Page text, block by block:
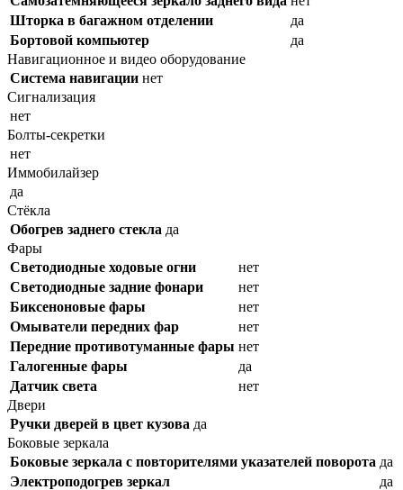
Шторка в багажном отделении
да
Бортовой компьютер
да
Навигационное и видео оборудование
Система навигации нет
Сигнализация
нет
Болты-секретки
нет
Иммобилайзер
да
Стёкла
Обогрев заднего стекла да
Фары
Светодиодные ходовые огни
нет
Cветодиодные задние фонари
нет
Биксеноновые фары
нет
Омыватели передних фар
нет
Передние противотуманные фары нет
Галогенные фары
да
Датчик света
нет
Двери
Ручки дверей в цвет кузова да
Боковые зеркала
Боковые зеркала с повторителями указателей поворота да
Электроподогрев зеркал
да